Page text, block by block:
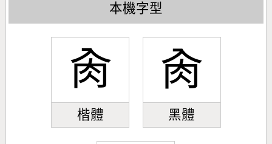
本機字型
肏
楷體
肏
黑體